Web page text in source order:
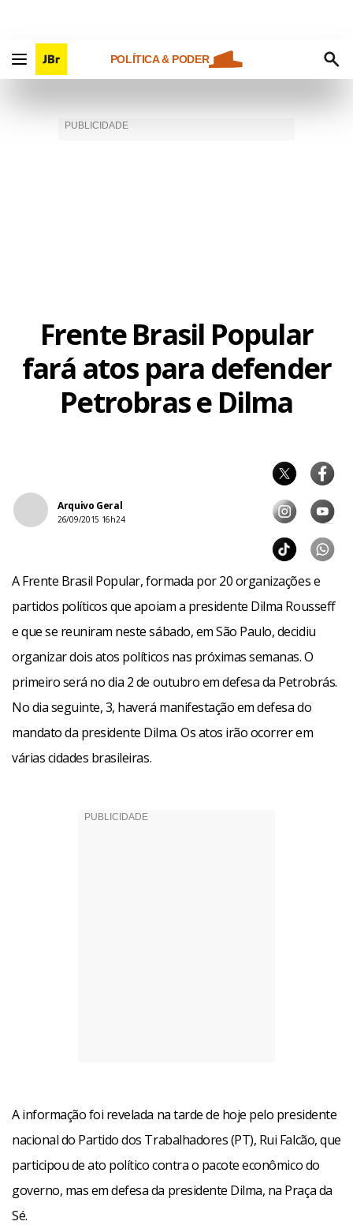
POLÍTICA & PODER
Frente Brasil Popular
fará atos para defender
Petrobras e Dilma
Arquivo Geral
26/09/2015 16h24
A Frente Brasil Popular, formada por 20 organizações e
partidos políticos que apoiam a presidente Dilma Rousseff
e que se reuniram neste sábado, em São Paulo, decidiu
organizar dois atos políticos nas próximas semanas. O
primeiro será no dia 2 de outubro em defesa da Petrobrás.
No dia seguinte, 3, haverá manifestação em defesa do
mandato da presidente Dilma. Os atos irão ocorrer em
várias cidades brasileiras.
A informação foi revelada na tarde de hoje pelo presidente
nacional do Partido dos Trabalhadores (PT), Rui Falcão, que
participou de ato político contra o pacote econômico do
governo, mas em defesa da presidente Dilma, na Praça da
Sé.